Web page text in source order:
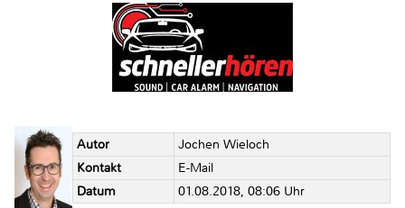
Autor
Jochen Wieloch
Kontakt
E-Mail
Datum
01.08.2018, 08:06 Uhr